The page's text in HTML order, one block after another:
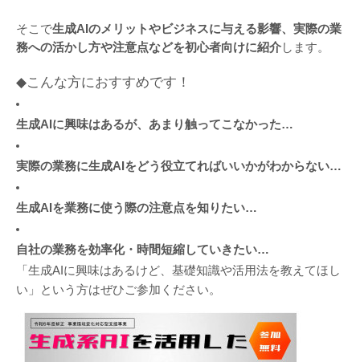
そこで生成AIのメリットやビジネスに与える影響、実際の業
務への活かし方や注意点などを初心者向けに紹介します。
◆こんな方におすすめです！
生成AIに興味はあるが、あまり触ってこなかった…
実際の業務に生成AIをどう役立てればいいかがわからない…
生成AIを業務に使う際の注意点を知りたい…
自社の業務を効率化・時間短縮していきたい…
「生成AIに興味はあるけど、基礎知識や活用法を教えてほし
い」という方はぜひご参加ください。